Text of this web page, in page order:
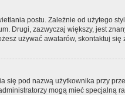
postu. Zależnie od użytego
Drugi, zazwyczaj większy, jest
używać awatarów, skontaktuj
pod nazwą użytkownika przy
mogą mieć